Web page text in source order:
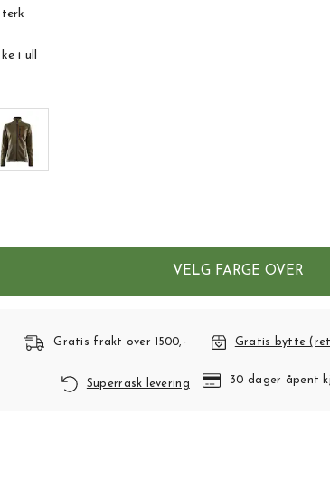
i ull
VELG FARGE OVER
Gratis frakt over 1500,- Gratis bytte
Superrask levering 30 dager åpent